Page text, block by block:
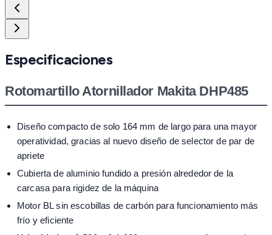
Especificaciones
Rotomartillo Atornillador Makita DHP485
Diseño compacto de solo 164 mm de largo para una mayor
operatividad, gracias al nuevo diseño de selector de par de
apriete
Cubierta de aluminio fundido a presión alrededor de la
carcasa para rigidez de la máquina
Motor BL sin escobillas de carbón para funcionamiento más
frío y eficiente